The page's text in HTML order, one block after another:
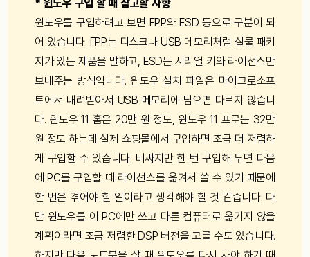
* 윈도우 구입 할 때 참고할 사항
윈도우를 구입하려고 보면 FPP와 ESD 등으로 구분이 되
어 있습니다. FPP는 디스크나 USB 메모리처럼 실물 패키
지가 있는 제품을 말하고, ESD는 시리얼 키와 라이선스만
보내주는 방식입니다. 윈도우 설치 파일은 마이크로소프
트에서 내려받아서 USB 메모리에 담으면 다르지 않습니
다. 윈도우 11 홈은 20만 원 정도, 윈도우 11 프로는 32만
원 정도 하는데 실제 쇼핑몰에서 구입하면 조금 더 저렴하
게 구입할 수 있습니다. 비싸지만 한 번 구입해 두면 다음
에 PC를 구입할 때 라이선스를 옮겨서 쓸 수 있기 때문에
한 번은 겪어야 할 일이라고 생각해야 할 것 같습니다. 다
만 윈도우를 이 PC에만 쓰고 다른 컴퓨터로 옮기지 않을
계획이라면 조금 저렴한 DSP 버전을 고를 수도 있습니다.